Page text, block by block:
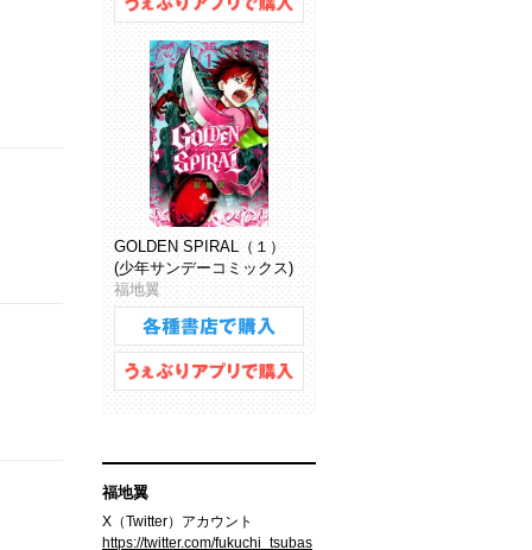
GOLDEN SPIRAL（１）
(少年サンデーコミックス)
福地翼
福地翼
X（Twitter）アカウント
https://twitter.com/fukuchi_tsubas